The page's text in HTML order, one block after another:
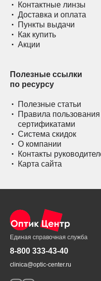
Контактные линзы
Доставка и оплата
Пункты выдачи
Как купить
Акции
Полезные ссылки
по ресурсу
Полезные статьи
Правила
сертификатами
Система скидок
О компании
Контакты
Карта сайта
Единая справочная служба
8-800 333-43-40
clinica@optic-center.ru